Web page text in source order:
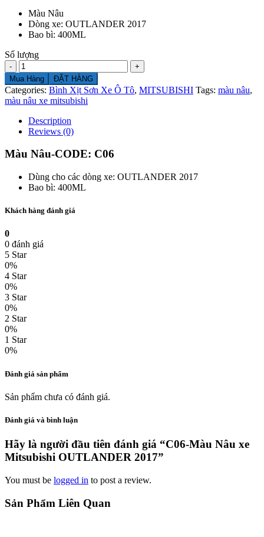
Màu Nâu
Dòng xe: OUTLANDER 2017
Bao bì: 400ML
Số lượng
Số
lượng
Mua Hàng ĐẶT HÀNG
Categories: Bình Xịt Sơn Xe Ô Tô, MITSUBISHI Tags: màu nâu,
màu nâu xe mitsubishi
Description
Reviews (0)
Màu Nâu-CODE: C06
Dùng cho các dòng xe: OUTLANDER 2017
Bao bì: 400ML
Khách hàng đánh giá
0
0 đánh giá
5 Star
0%
4 Star
0%
3 Star
0%
2 Star
0%
1 Star
0%
Đánh giá sản phẩm
Sản phẩm chưa có đánh giá.
Đánh giá và bình luận
Hãy là người đầu tiên đánh giá “C06-Màu Nâu xe
Mitsubishi OUTLANDER 2017”
You must be logged in to post a review.
Sản Phẩm Liên Quan